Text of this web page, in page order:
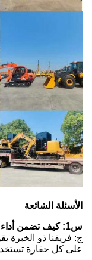
الأسئلة الشائعة
س1: كيف تضمن أداء الحفارات المستعملة؟
ج: فريقنا ذو الخبرة
على كل حفارة تستخدم